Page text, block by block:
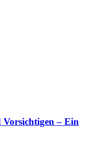
Vorsichtigen – Ein